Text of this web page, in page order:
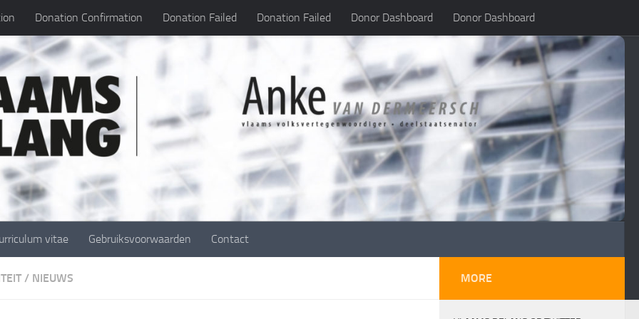
Donation Confirmation Donation Failed Donation Failed Donor Dashboard Donor Dashboard
vitae Gebruiksvoorwaarden Contact
/ NIEUWS MORE